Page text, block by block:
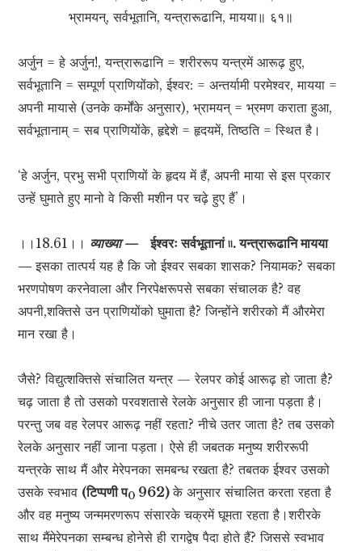
भ्रामयन्, सर्वभूतानि, यन्त्रारूढानि, मायया॥ ६१॥
अर्जुन = हे अर्जुन!, यन्त्रारूढानि = शरीररूप यन्त्रमें आरूढ़ हुए,
सर्वभूतानि = सम्पूर्ण प्राणियोंको, ईश्वर: = अन्तर्यामी परमेश्वर, मायया =
अपनी मायासे (उनके कर्मोंके अनुसार), भ्रामयन् = भ्रमण कराता हुआ,
सर्वभूतानाम् = सब प्राणियोंके, हृद्देशे = हृदयमें, तिष्ठति = स्थित है।
‘हे अर्जुन, प्रभु सभी प्राणियों के हृदय में हैं, अपनी माया से इस प्रकार
उन्हें घुमाते हुए मानो वे किसी मशीन पर चढ़े हुए हैं’।
।।18.61।। व्याख्या —
ईश्वरः सर्वभूतानां ৷৷. यन्त्रारूढानि मायया
—इसका तात्पर्य यह है कि जो ईश्वर सबका शासक? नियामक? सबका
भरणपोषण करनेवाला और निरपेक्षरूपसे सबका संचालक है? वह
अपनी,शक्तिसे उन प्राणियोंको घुमाता है? जिन्होंने शरीरको मैं औरमेरा
मान रखा है।
जैसे? विद्युत्शक्तिसे संचालित यन्त्र — रेलपर कोई आरूढ़ हो जाता है?
चढ़ जाता है तो उसको परवशतासे रेलके अनुसार ही जाना पड़ता है।
परन्तु जब वह रेलपर आरूढ़ नहीं रहता? नीचे उतर जाता है? तब उसको
रेलके अनुसार नहीं जाना पड़ता। ऐसे ही जबतक मनुष्य शरीररूपी
यन्त्रके साथ मैं और मेरेपनका समबन्ध रखता है? तबतक ईश्वर उसको
उसके स्वभाव (टिप्पणी प0 962)के अनुसार संचालित करता रहता है
और वह मनुष्य जन्ममरणरूप संसारके चक्रमें घूमता रहता है।शरीरके
साथ मैंमेरेपनका सम्बन्ध होनेसे ही रागद्वेष पैदा होते हैं? जिससे स्वभाव